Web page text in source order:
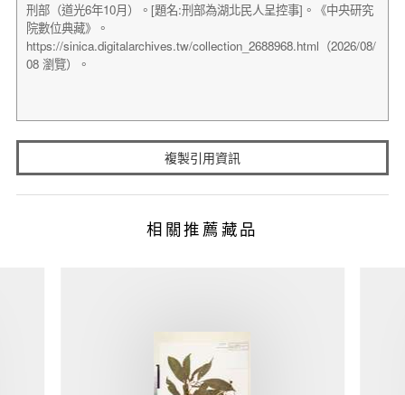
複製引用資訊
相關推薦藏品